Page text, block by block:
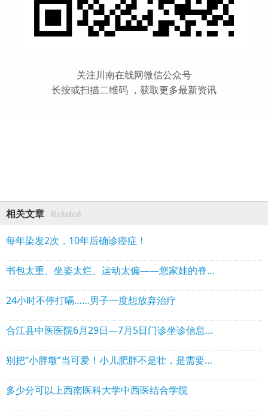
关注川南在线网微信公众号
长按或扫描二维码 ，获取更多最新资讯
相关文章 Related
每年染发2次，10年后确诊癌症！
书包太重、坐姿太烂、运动太偏——您家娃的脊柱正在“抗议”
24小时不停打嗝……男子一度想放弃治疗
合江县中医医院6月29日—7月5日门诊坐诊信息！可线上预约→
别把“小胖墩”当可爱！小儿肥胖不是壮，是需要重视的慢性病
多少分可以上西南医科大学中西医结合学院